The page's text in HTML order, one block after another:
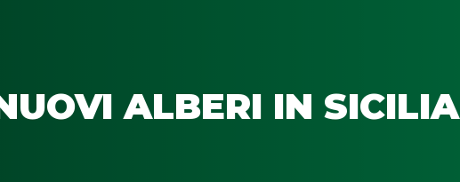
ALBERI IN SICILIA